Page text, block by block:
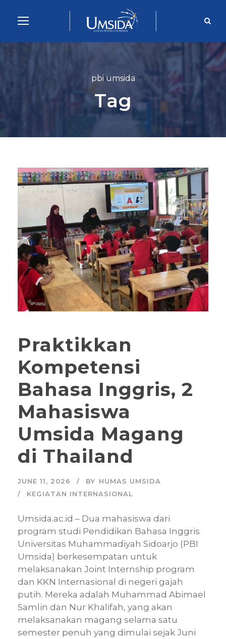
pbi umsida
Tag
Praktikkan
Kompetensi
Bahasa Inggris, 2
Mahasiswa
Umsida Magang
di Thailand
JUNE 11, 2026 BY HUMAS UMSIDA
KEGIATAN INTERNASIONAL
Umsida.ac.id – Dua mahasiswa dari
program studi Pendidikan Bahasa Inggris
Universitas Muhammadiyah Sidoarjo (PBI
Umsida) berkesempatan untuk
melaksanakan Joint Internship program
dan KKN Internasional di negeri gajah
putih. Mereka adalah Muhammad Abimael
Samlin dan Nur Khalifah, yang akan
melaksanakan magang selama satu
semester penuh yang dimulai sejak Juni